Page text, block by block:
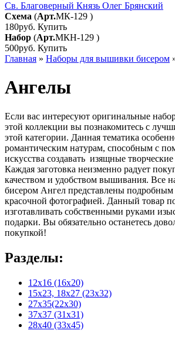
Св. Благоверный Князь Олег Брянский
Схема (Арт.МК-129 )
180руб. Купить
Набор (Арт.МКН-129 )
500руб. Купить
Главная » Наборы для вышивки бисером
Ангелы
Если вас интересуют оригинальные
этой коллекции вы познакомитесь с
этой категории. Данная тематика
романтическим натурам, способным с
искусства создавать изящные
Каждая заготовка неизменно радует
качеством и удобством вышивания. Все
бисером Ангел представлены
красочной фотографией. Данный товар
изготавливать собственными руками
подарки. Вы обязательно останетесь
покупкой!
Разделы:
12х16 (16х20)
15x23, 18х27 (23х32)
27x35(22x30)
37x37 (31x31)
28х40 (33х45)